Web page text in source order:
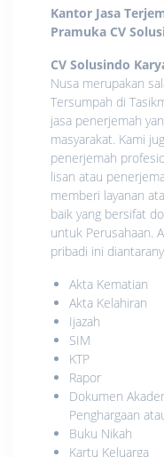
Kantor Jasa
Pramuka CV
CV Solusindo
Nusa merupakan
Tersumpah di
jasa penerjemah
masyarakat. Kami
penerjemah
lisan atau
memberi layanan
baik yang bersifat
untuk Perusahaan.
pribadi ini
Akta Kematian
Akta Kelahiran
Ijazah
SIM
KTP
Rapor
Dokumen
Penghargaan
Buku Nikah
Kartu Keluarga